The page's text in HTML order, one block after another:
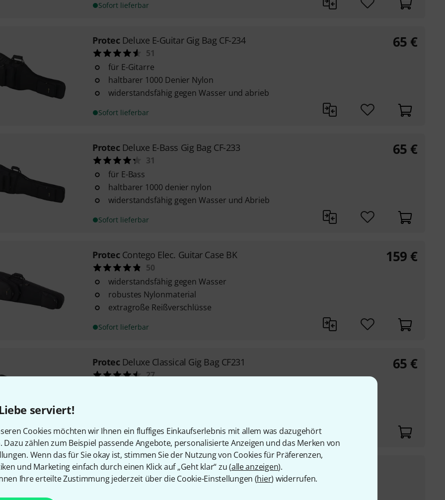
serviert!
Cookies möchten wir Ihnen ein fluffiges Einkaufserlebnis mit allem was dazugehört
Dazu zählen zum Beispiel passende Angebote, personalisierte Anzeigen und das Merken von
Wenn das für Sie okay ist, stimmen Sie der Nutzung von Cookies für Präferenzen,
und Marketing einfach durch einen Klick auf „Geht klar“ zu (alle anzeigen).
Ihre erteilte Zustimmung jederzeit über die Cookie-Einstellungen (hier) widerrufen.
Sofort lieferbar
Protec Deluxe E-Guitar Gig Bag CF-234
51
für E-Gitarre
haltbarer 1000 Denier Nylon
widerstandsfähig gegen Wasser und abrieb
Sofort lieferbar
65 €
Protec Deluxe E-Bass Gig Bag CF-233
31
für E-Bass
haltbarer 1000 denier nylon
widerstandsfähig gegen Wasser und Abrieb
Sofort lieferbar
65 €
Protec Contego Elec. Guitar Case BK
50
widerstandsfähig gegen Wasser
robustes Nylonmaterial
extragroße Reißverschlüsse
Sofort lieferbar
159 €
Protec Deluxe Classical Gig Bag CF231
27
Sofort lieferbar
65 €
Protec Stan. E-Guitar Gig Bag CF234-E
16
35€